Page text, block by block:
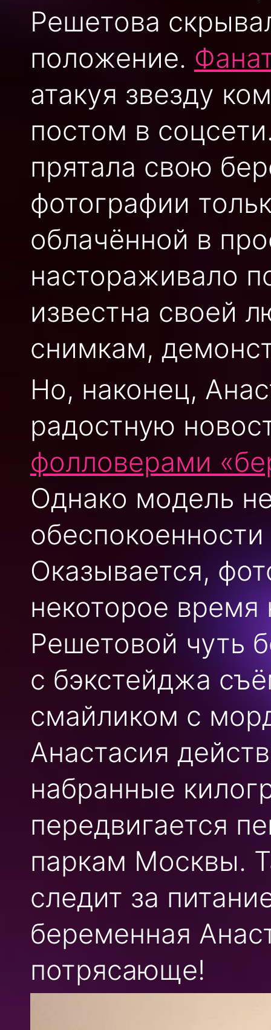
Решетова
положение.
атакуя звезду
постом в
прятала свою
фотографии
облачённой в
настораживало
известна своей
снимкам,
Но, наконец,
радостную
фолловерами
Однако модель
Оказывается,
некоторое время
Решетовой чуть
с бэкстейджа
смайликом с
Анастасия
набранные
передвигается
паркам Москвы.
следит за
беременная
потрясающе!